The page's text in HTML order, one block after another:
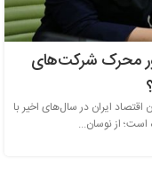
محرک شرکت‌های
ایران در سال‌های اخیر با
از نوسان...